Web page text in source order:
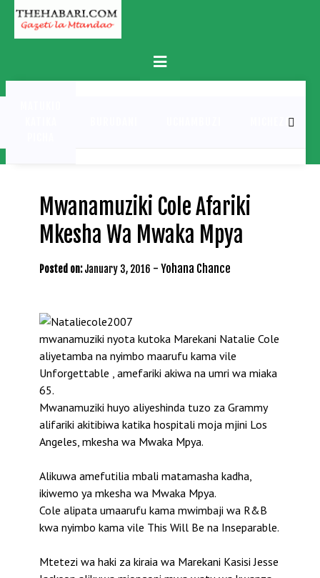
Skip
content
Primary
Menu
MICHEZO
Mwanamuziki Cole Afariki
Mkesha Wa Mwaka Mpya
Posted on: January 3, 2016 - Yohana Chance
mwanamuziki nyota kutoka Marekani Natalie Cole
aliyetamba na nyimbo maarufu kama vile
Unforgettable , amefariki akiwa na umri wa miaka
65.
Mwanamuziki huyo aliyeshinda tuzo za Grammy
alifariki akitibiwa katika hospitali moja mjini Los
Angeles, mkesha wa Mwaka Mpya.
Alikuwa amefutilia mbali matamasha kadha,
ikiwemo ya mkesha wa Mwaka Mpya.
Cole alipata umaarufu kama mwimbaji wa R&B
kwa nyimbo kama vile This Will Be na Inseparable.
Mtetezi wa haki za kiraia wa Marekani Kasisi Jesse